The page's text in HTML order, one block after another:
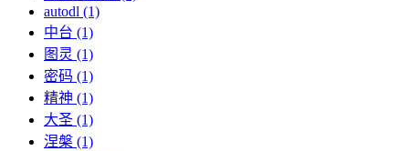
autodl (1)
中台 (1)
图灵 (1)
密码 (1)
精神 (1)
大圣 (1)
涅槃 (1)